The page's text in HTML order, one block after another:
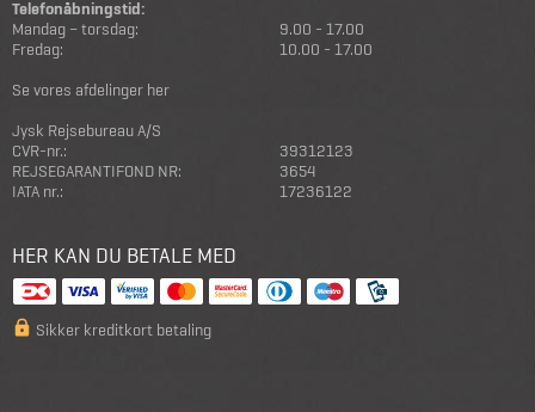
Telefonåbningstid:
Mandag – torsdag:
9.00 - 17.00
Fredag:
10.00 - 17.00
Se vores afdelinger her
Jysk Rejsebureau A/S
CVR-nr.:
39312123
REJSEGARANTIFOND NR:
3654
IATA nr.:
17236122
HER KAN DU BETALE MED
Sikker kreditkort betaling